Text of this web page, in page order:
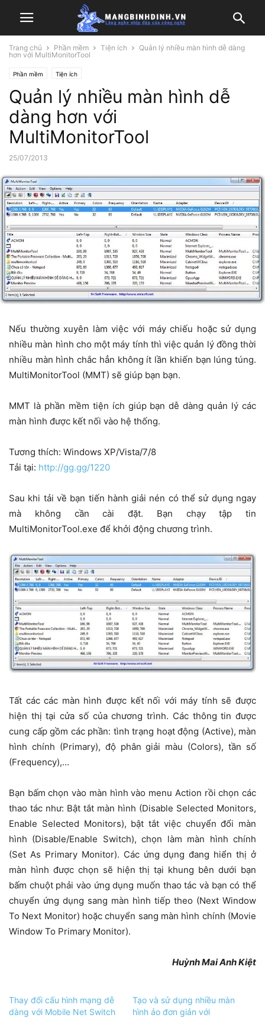
Trang chủ Phần mềm Tiện ích
Quản lý nhiều màn hình dễ dàng
hơn với MultiMonitorTool
Phần mềm Tiện ích
Quản lý nhiều màn hình dễ
dàng hơn với
MultiMonitorTool
25/07/2013
Nếu thường xuyên làm việc với máy chiếu hoặc sử dụng
nhiều màn hình cho một máy tính thì việc quản lý đồng thời
nhiều màn hình chắc hẳn không ít lần khiến bạn lúng túng.
MultiMonitorTool (MMT) sẽ giúp bạn bạn.
MMT là phần mềm tiện ích giúp bạn dễ dàng quản lý các
màn hình được kết nối vào hệ thống.
Tương thích: Windows XP/Vista/7/8
Tải tại: http://gg.gg/1220
Sau khi tải về bạn tiến hành giải nén có thể sử dụng ngay
mà không cần cài đặt. Bạn chạy tập tin
MultiMonitorTool.exe để khởi động chương trình.
Tất các các màn hình được kết nối với máy tính sẽ được
hiện thị tại cửa số của chương trình. Các thông tin được
cung cấp gồm các phần: tình trạng hoạt động (Active), màn
hình chính (Primary), độ phân giải màu (Colors), tần số
(Frequency),…
Bạn bấm chọn vào màn hình vào menu Action rồi chọn các
thao tác như: Bật tắt màn hình (Disable Selected Monitors,
Enable Selected Monitors), bật tắt việc chuyển đổi màn
hình (Disable/Enable Switch), chọn làm màn hình chính
(Set As Primary Monitor). Các ứng dụng đang hiển thị ở
màn hình được chọn sẽ hiện thị tại khung bên dưới bạn
bấm chuột phải vào ứng dụng muốn thao tác và bạn có thể
chuyển ứng dụng sang màn hình tiếp theo (Next Window
To Next Monitor) hoặc chuyển sang màn hình chính (Movie
Window To Primary Monitor).
Huỳnh Mai Anh Kiệt
Thay đổi cấu hình mạng dễ
dàng với Mobile Net Switch
Tạo và sử dụng nhiều màn
hình ảo đơn giản với